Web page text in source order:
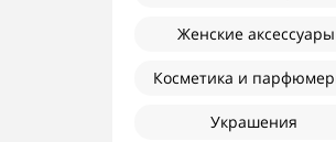
Женские аксессуары
Косметика и
Украшения